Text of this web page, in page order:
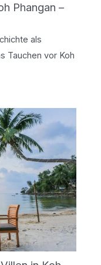
Phangan –
als
Tauchen vor Koh